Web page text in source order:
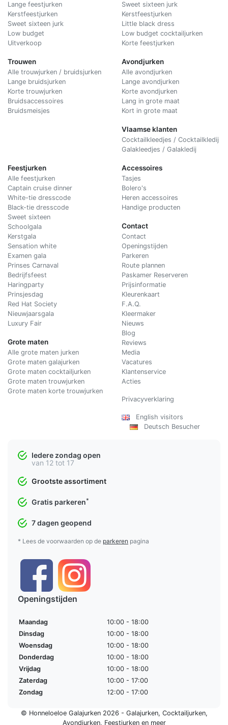
Lange feestjurken
Kerstfeestjurken
Sweet sixteen jurk
Low budget
Uitverkoop
Trouwen
Alle trouwjurken / bruidsjurken
Lange bruidsjurken
Korte trouwjurken
Bruidsaccessoires
Bruidsmeisjes
Sweet sixteen jurk
Kerstfeestjurken
Little black dress
Low budget cocktailjurken
Korte feestjurken
Avondjurken
Alle avondjurken
Lange avondjurken
Korte avondjurken
Lang in grote maat
Kort in grote maat
Vlaamse klanten
Cocktailkleedjes / Cocktailkledij
Galakleedjes / Galakledij
Feestjurken
Alle feestjurken
Captain cruise dinner
White-tie dresscode
Black-tie dresscode
Sweet sixteen
Schoolgala
Kerstgala
Sensation white
Examen gala
Prinses Carnaval
Bedrijfsfeest
Haringparty
Prinsjesdag
Red Hat Society
Nieuwjaarsgala
Luxury Fair
Grote maten
Alle grote maten jurken
Grote maten galajurken
Grote maten cocktailjurken
Grote maten trouwjurken
Grote maten korte trouwjurken
Accessoires
Tasjes
Bolero's
Heren accessoires
Handige producten
Contact
Contact
Openingstijden
Parkeren
Route plannen
Paskamer Reserveren
Prijsinformatie
Kleurenkaart
F.A.Q.
Kleermaker
Nieuws
Blog
Reviews
Media
Vacatures
Klantenservice
Acties
Privacyverklaring
English visitors
Deutsch Besucher
Iedere zondag open
van 12 tot 17
Grootste assortiment
Gratis parkeren*
7 dagen geopend
* Lees de voorwaarden op de parkeren pagina
Openingstijden
Maandag
10:00 - 18:00
Dinsdag
10:00 - 18:00
Woensdag
10:00 - 18:00
Donderdag
10:00 - 18:00
Vrijdag
10:00 - 18:00
Zaterdag
10:00 - 17:00
Zondag
12:00 - 17:00
© Honneloeloe Galajurken 2026 - Galajurken, Cocktailjurken,
Avondjurken, Feestjurkenen meer